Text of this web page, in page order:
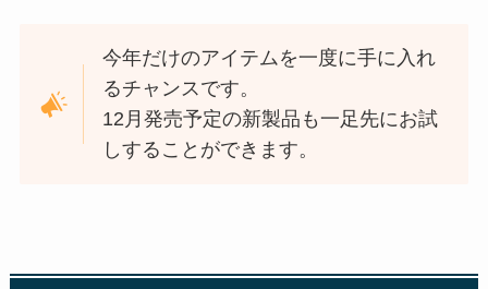
今年だけのアイテムを一度に手に入れ
るチャンスです。
12月発売予定の新製品も一足先にお試
しすることができます。